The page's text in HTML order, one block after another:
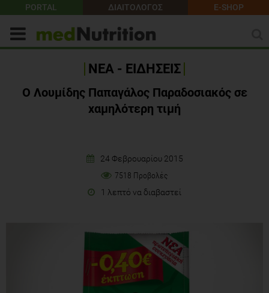
PORTAL ΔΙΑΙΤΟΛΟΓΟΣ E-SHOP
ΝΕΑ - ΕΙΔΗΣΕΙΣ
Ο Λουμίδης Παπαγάλος Παραδοσιακός σε
χαμηλότερη τιμή
24 Φεβρουαρίου 2015
7518 Προβολές
1 λεπτό να διαβαστεί